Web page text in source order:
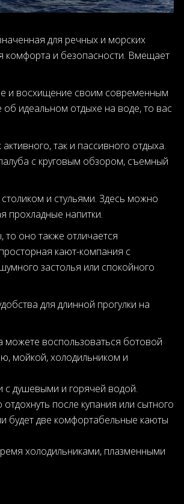
для речных и морских
комфорта и безопасности. Вмещает
и восхищение своим современным
идеальном отдыхе на воде, то вас
так и пассивного отдыха.
с круговым обзором, съемный
и стульями. Здесь можно
прохладные напитки.
то оно также отличается
кают-компания с
застолья или спокойного
для длинной прогулки на
можете воспользоваться ботовой
мойкой, холодильником и
душевыми и горячей водой.
после купания или сытного
будет две комфортабельные каюты
холодильниками, плазменными